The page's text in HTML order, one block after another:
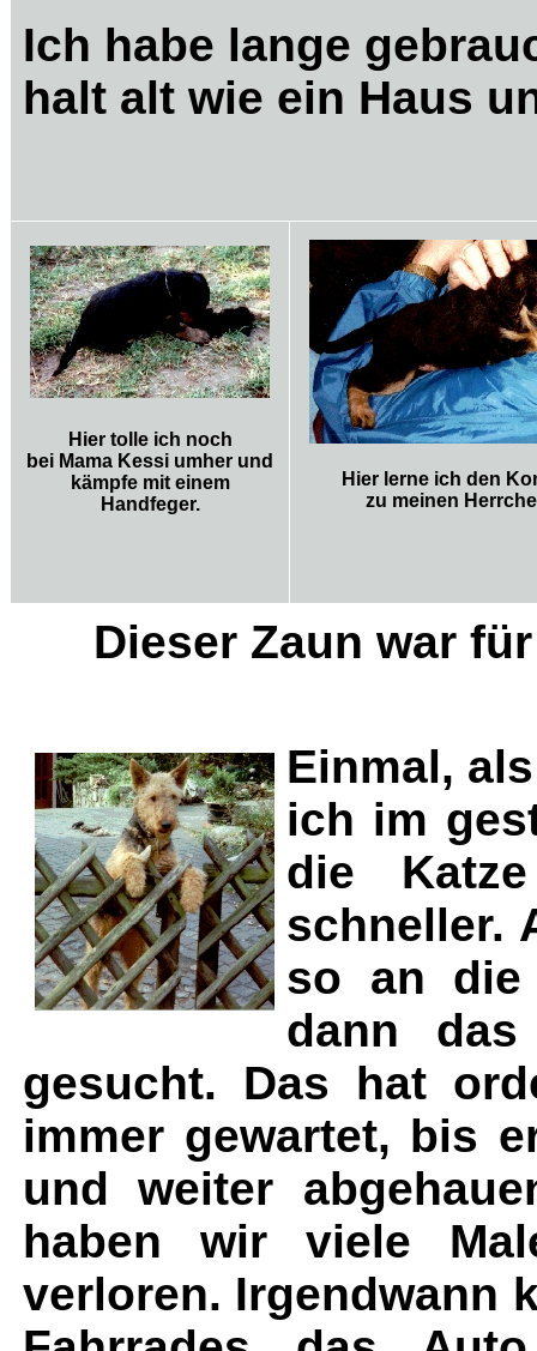
Ich habe lange
halt alt wie ein Haus
Hier tolle ich noch
bei Mama Kessi umher und
kämpfe mit einem
Handfeger.
Hier lerne ich den
zu meinen
Dieser Zaun war
Einmal,
ich im
die
schneller.
so an die
dann
gesucht. Das hat
immer gewartet, bis
und weiter
haben wir viele
verloren. Irgendwann